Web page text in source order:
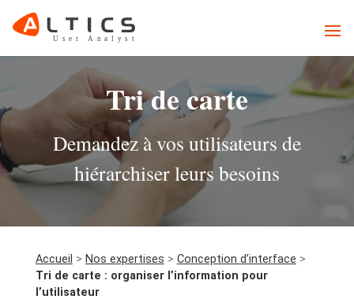
Tri de carte
Demandez à vos utilisateurs de
hiérarchiser leurs besoins
Accueil > Nos expertises > Conception d’interface >
Tri de carte : organiser l’information pour
l’utilisateur